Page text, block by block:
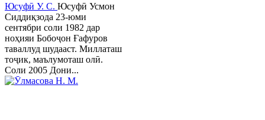
Юсуфӣ У. C. Юсуфӣ Усмон
Сиддиқзода 23-юми
сентябри соли 1982 дар
ноҳияи Бобоҷон Ғафуров
таваллуд шудааст. Миллаташ
тоҷик, маълумоташ олӣ.
Соли 2005 Дони...